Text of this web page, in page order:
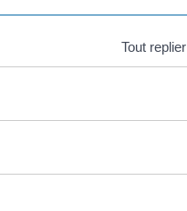
Tout replier